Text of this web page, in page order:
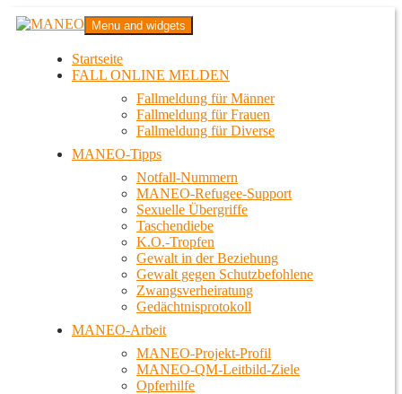
Zum
InhaltMANEO
Das schwule Anti-Gewalt-Projekt in Berlin
Menu and widgets
Startseite
FALL ONLINE MELDEN
Fallmeldung für Männer
Fallmeldung für Frauen
Fallmeldung für Diverse
MANEO-Tipps
Notfall-Nummern
MANEO-Refugee-Support
Sexuelle Übergriffe
Taschendiebe
K.O.-Tropfen
Gewalt in der Beziehung
Gewalt gegen Schutzbefohlene
Zwangsverheiratung
Gedächtnisprotokoll
MANEO-Arbeit
MANEO-Projekt-Profil
MANEO-QM-Leitbild-Ziele
Opferhilfe